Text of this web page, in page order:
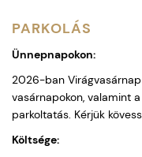
PARKOLÁS
Ünnepnapokon:
2026-ban
vasárnapokon, valamint
parkoltatás. Kérjük
Költsége: